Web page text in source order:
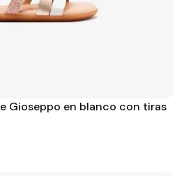
Gioseppo en blanco con tiras